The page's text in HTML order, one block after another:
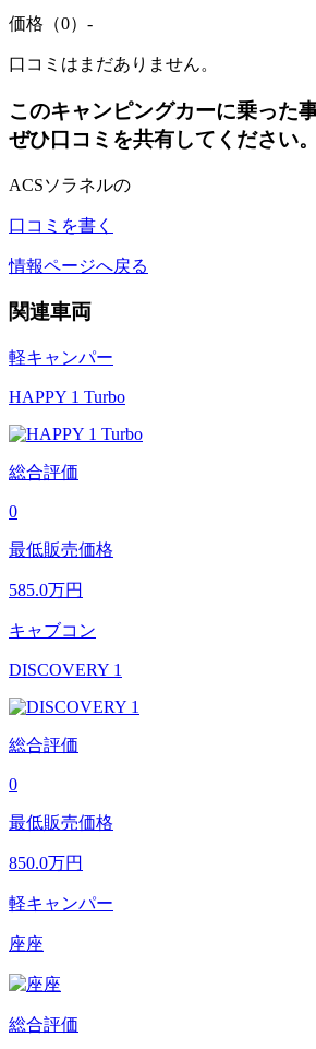
価格（0） -
口コミはまだありません。
このキャンピングカーに乗った
ぜひ口コミを共有してください。
ACSソラネルの
口コミを書く
情報ページへ戻る
関連車両
軽キャンパー
HAPPY 1 Turbo
総合評価
0
最低販売価格
585.0万円
キャブコン
DISCOVERY 1
総合評価
0
最低販売価格
850.0万円
軽キャンパー
座座
総合評価